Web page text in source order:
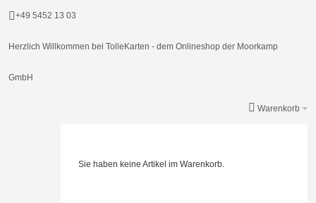
+49 5452 13 03
Herzlich Willkommen bei TolleKarten - dem Onlineshop der Moorkamp
GmbH
Warenkorb
Sie haben keine Artikel im Warenkorb.